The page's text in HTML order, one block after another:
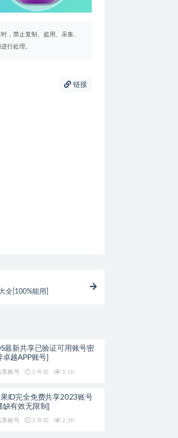
，禁止复制、盗用、采集、
行处理。
链接
全[100%能用]
最新共享已验证可用账号密
卓越APP账号]
享账号 3 年前 1.1K
ID完全免费共享2023账号
缺有效无限制]
享账号 3 年前 2.3K